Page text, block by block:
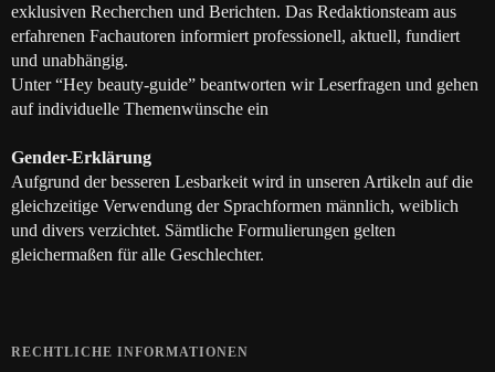
exklusiven Recherchen und Berichten. Das Redaktionsteam aus
erfahrenen Fachautoren informiert professionell, aktuell, fundiert
und unabhängig.
Unter “Hey beauty-guide” beantworten wir Leserfragen und gehen
auf individuelle Themenwünsche ein
Gender-Erklärung
Aufgrund der besseren Lesbarkeit wird in unseren Artikeln auf die
gleichzeitige Verwendung der Sprachformen männlich, weiblich
und divers verzichtet. Sämtliche Formulierungen gelten
gleichermaßen für alle Geschlechter.
RECHTLICHE INFORMATIONEN